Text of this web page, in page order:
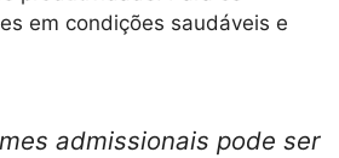
em condições saudáveis e
admissionais pode ser